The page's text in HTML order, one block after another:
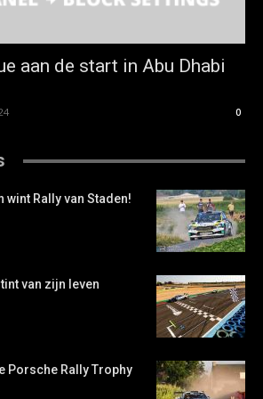
aan de start in Abu Dhabi
0
Rally van Staden!
van zijn leven
Porsche Rally Trophy